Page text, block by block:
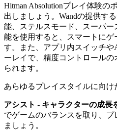
Hitman Absolutionプレイ体験の
出しましょう。Wandの提供す
能、ステルスモード、スーパ
能を使用すると、スマートにゲ
す。また、アプリ内スイッチ
ーレイで、精度コントロールの
られます。
あらゆるプレイスタイルに向け
アシスト - キャラクターの成長
でゲームのバランスを取り、
ましょう。